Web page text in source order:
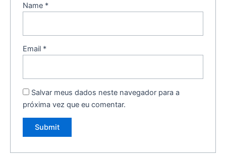
Name *
Email *
Salvar meus dados neste navegador para a
próxima vez que eu comentar.